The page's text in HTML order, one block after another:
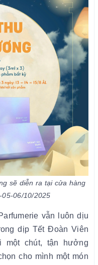
sẽ diễn ra tại cửa hàng
06/10/2025
vẫn luôn dịu
dịp Tết Đoàn Viên
một chút, tận hưởng
cho mình một món